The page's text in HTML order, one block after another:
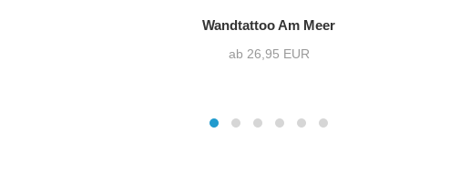
Wandtattoo Am Meer
ab 26,95 EUR